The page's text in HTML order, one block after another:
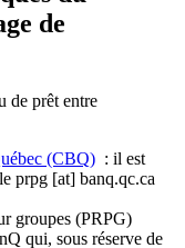
de
de prêt entre
(CBQ) : il est
prpg [at] banq.qc.ca
groupes (PRPG)
qui, sous réserve de